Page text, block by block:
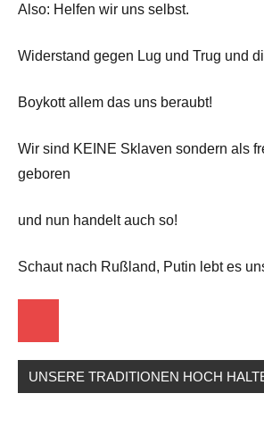
Also: Helfen wir uns selbst.
Widerstand gegen Lug und Trug und
Boykott allem das uns beraubt!
Wir sind KEINE Sklaven sondern als
geboren
und nun handelt auch so!
Schaut nach Rußland, Putin lebt es
UNSERE TRADITIONEN HOCH